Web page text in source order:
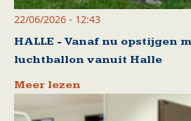
22/06/2026 - 12:43
HALLE - Vanaf nu opstijgen
luchtballon vanuit Halle
Meer lezen